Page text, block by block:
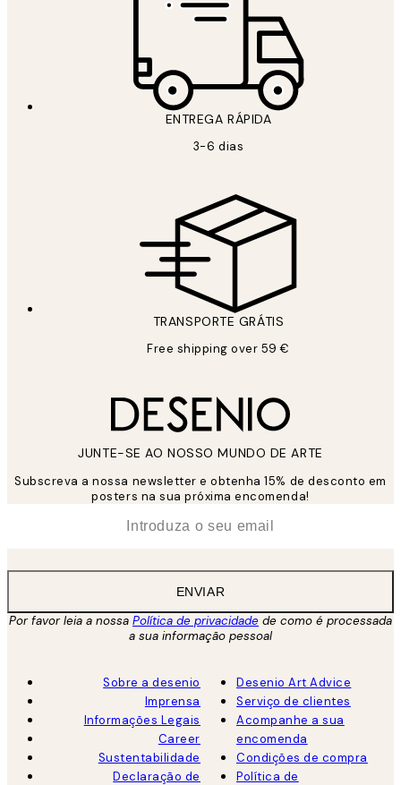
ENTREGA RÁPIDA
3-6 dias
TRANSPORTE GRÁTIS
Free shipping over 59 €
JUNTE-SE AO NOSSO MUNDO DE ARTE
Subscreva a nossa newsletter e obtenha 15% de desconto em
posters na sua próxima encomenda!
ENVIAR
Por favor leia a nossa Política de privacidade de como é processada
a sua informação pessoal
Sobre a desenio
Imprensa
Informações Legais
Career
Sustentabilidade
Declaração de
Desenio Art Advice
Serviço de clientes
Acompanhe a sua
encomenda
Condições de compra
Política de